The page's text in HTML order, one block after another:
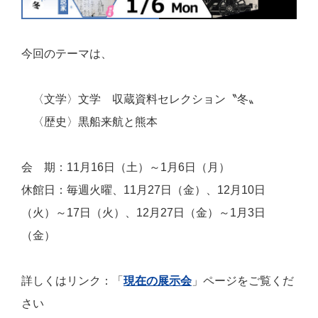
今回のテーマは、
〈文学〉文学 収蔵資料セレクション〝冬〟
〈歴史〉黒船来航と熊本
会 期：11月16日（土）～1 月6日（月）
休館日：毎週火曜、11月27日（金）、12月10日
（火）～17日（火）、12月27日（金）～1月3日
（金）
詳しくはリンク：「 現在の展示会」ページをご覧くだ
さい